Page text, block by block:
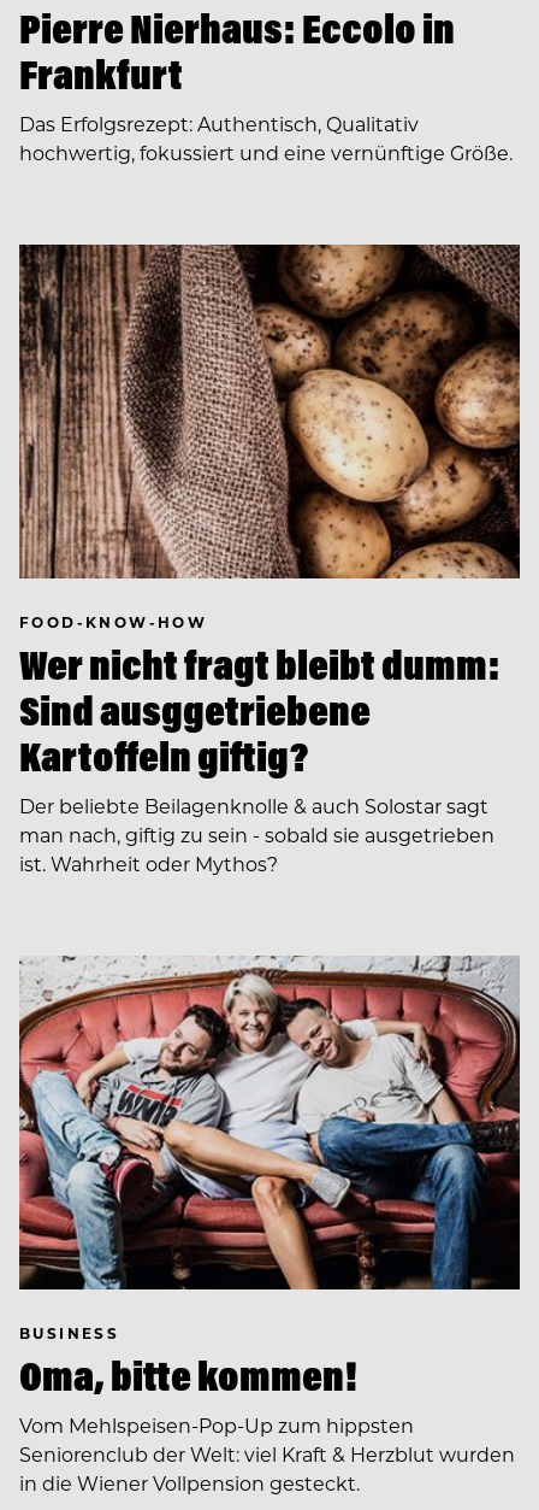
Pierre Nierhaus: Eccolo in
Frankfurt
Das Erfolgsrezept: Authentisch, Qualitativ
hochwertig, fokussiert und eine vernünftige Größe.
FOOD-KNOW-HOW
Wer nicht fragt bleibt dumm:
Sind ausggetriebene
Kartoffeln giftig?
Der beliebte Beilagenknolle & auch Solostar sagt
man nach, giftig zu sein - sobald sie ausgetrieben
ist. Wahrheit oder Mythos?
BUSINESS
Oma, bitte kommen!
Vom Mehlspeisen-Pop-Up zum hippsten
Seniorenclub der Welt: viel Kraft & Herzblut wurden
in die Wiener Vollpension gesteckt.